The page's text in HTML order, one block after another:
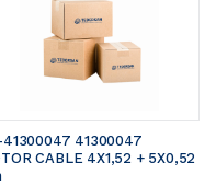
41300047 41300047
CABLE 4X1,52 + 5X0,52